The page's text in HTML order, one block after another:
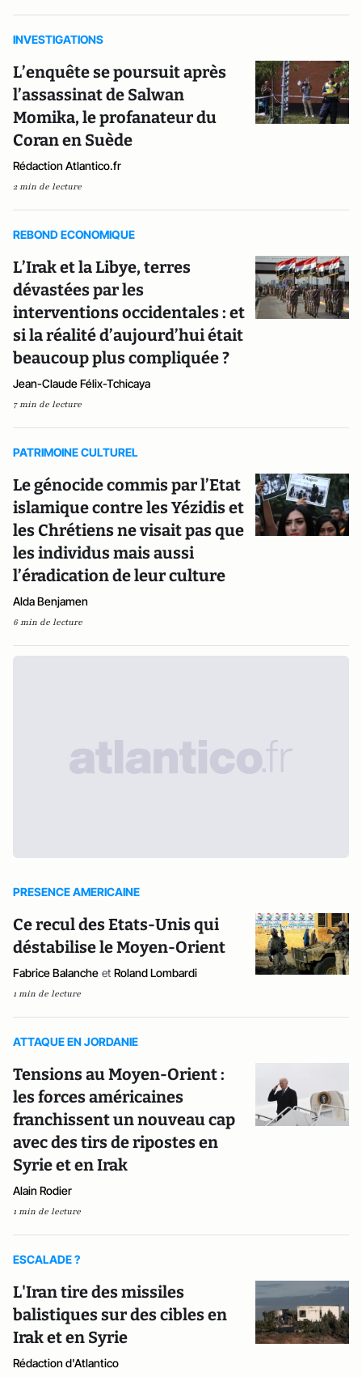
INVESTIGATIONS
L’enquête se poursuit après
l’assassinat de Salwan
Momika, le profanateur du
Coran en Suède
Rédaction Atlantico.fr
2 min de lecture
REBOND ECONOMIQUE
L’Irak et la Libye, terres
dévastées par les
interventions occidentales : et
si la réalité d’aujourd’hui était
beaucoup plus compliquée ?
Jean-Claude Félix-Tchicaya
7 min de lecture
PATRIMOINE CULTUREL
Le génocide commis par l’Etat
islamique contre les Yézidis et
les Chrétiens ne visait pas que
les individus mais aussi
l’éradication de leur culture
Alda Benjamen
6 min de lecture
PRESENCE AMERICAINE
Ce recul des Etats-Unis qui
déstabilise le Moyen-Orient
Fabrice Balanche et Roland Lombardi
1 min de lecture
ATTAQUE EN JORDANIE
Tensions au Moyen-Orient :
les forces américaines
franchissent un nouveau cap
avec des tirs de ripostes en
Syrie et en Irak
Alain Rodier
1 min de lecture
ESCALADE ?
L'Iran tire des missiles
balistiques sur des cibles en
Irak et en Syrie
Rédaction d'Atlantico